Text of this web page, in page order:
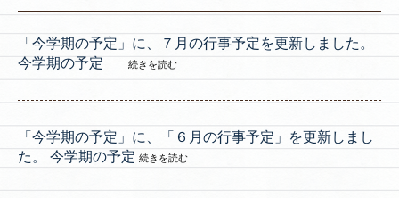
「今学期の予定」に、７月の行事予定を更新しました。
今学期の予定
続きを読む
「今学期の予定」に、「６月の行事予定」を更新しまし
た。 今学期の予定 続きを読む